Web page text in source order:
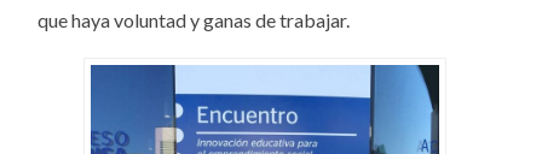
que haya voluntad y ganas de trabajar.